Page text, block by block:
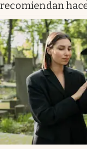
recomiendan